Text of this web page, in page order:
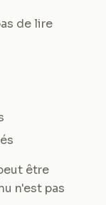
de lire
être
n'est pas